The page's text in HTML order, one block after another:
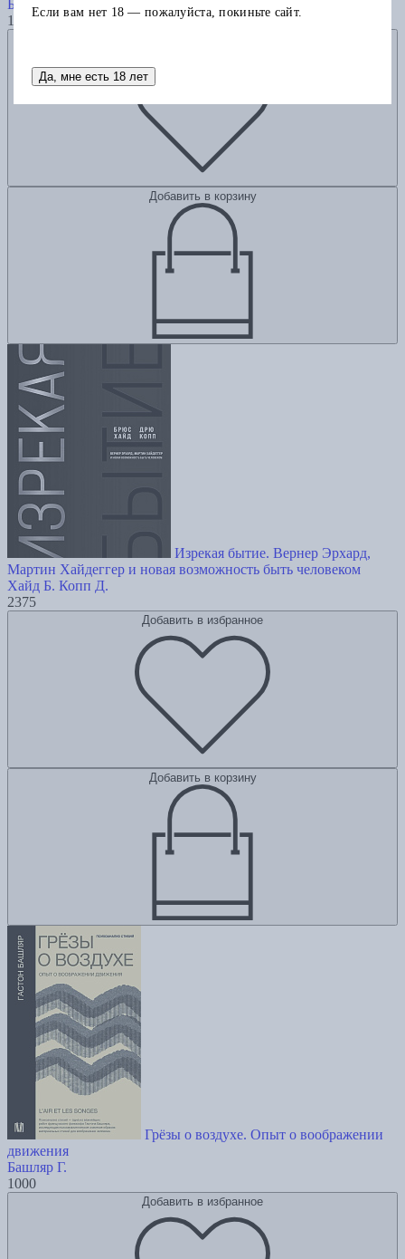
Башляр Г.
1000
Добавить в корзину
Изрекая бытие. Вернер Эрхард,
Мартин Хайдеггер и новая возможность быть человеком
Хайд Б. Копп Д.
2375
Добавить в избранное
Добавить в корзину
Грёзы о воздухе. Опыт о воображении
движения
Башляр Г.
1000
Добавить в избранное
Если вам нет 18 — пожалуйста, покиньте сайт.
Да, мне есть 18 лет